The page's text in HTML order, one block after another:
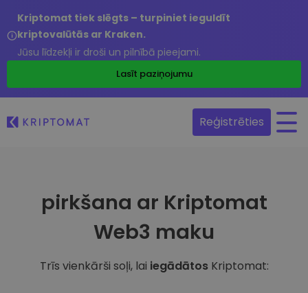
Kriptomat tiek slēgts – turpiniet ieguldīt
kriptovalūtās ar Kraken.
Jūsu līdzekļi ir droši un pilnībā pieejami.
Lasīt paziņojumu
Reģistrēties
pirkšana ar Kriptomat
Web3 maku
Trīs vienkārši soļi, lai iegādātos Kriptomat: